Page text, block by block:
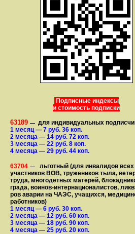
Подписные индексы
и стоимость подписки
63189 — для индивидуальных
1 месяц— 7 руб. 36 коп.
2 месяца — 14 руб. 72 коп.
3 месяца — 22 руб. 8 коп.
4 месяца — 29 руб. 44 коп.
63704 —
льготный (для ин­ва­лидов всех
участ­ников ВОВ, труже­ни­ков тыла,
труда, мно­го­­детных матерей,
града, воинов-интернаци­о­на­­ли­стов,
ров аварии на ЧАЭС, уча­щихся,
работников)
1 месяц— 6 руб. 30 коп.
2 месяца — 12 руб. 60 коп.
3 месяца — 18 руб. 90 коп.
4 месяца — 25 руб. 20 коп.